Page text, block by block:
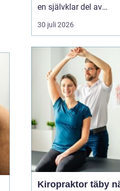
en självklar del av
många människors
hälsa och vardag. Allt
norr om Stockholm
sökerprofessionell
massage Sollentuna för
30 juli 2026
Kiropraktor täby när